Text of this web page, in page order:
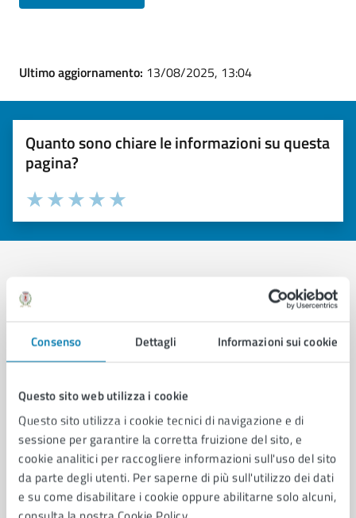
Consenso Dettagli Informazioni sui cookie
Questo sito web utilizza i cookie
Questo sito utilizza i cookie tecnici di navigazione e di
sessione per garantire la corretta fruizione del sito, e
cookie analitici per raccogliere informazioni sull'uso del sito
da parte degli utenti. Per saperne di più sull'utilizzo dei dati
e su come disabilitare i cookie oppure abilitarne solo alcuni,
Ultimo aggiornamento: 13/08/2025, 13:04
Quanto sono chiare le informazioni su questa
pagina?
Valuta 5 stelle su 5
Valuta 4 stelle su 5
Valuta 3 stelle su 5
Valuta 2 stelle su 5
Valuta 1 stelle su 5
Contatta il comune
Leggi le domande frequenti
Prenota appuntamento
Problemi in città
Segnala disservizio